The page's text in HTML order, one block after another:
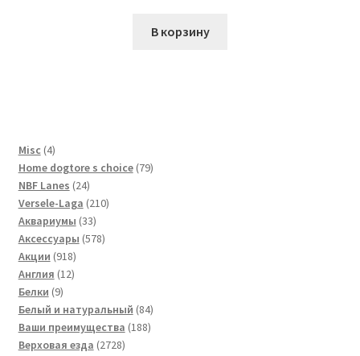
В корзину
Misc 44
товара
Home dogtore s choice 7979
NBF Lanes 2424
товара
Versele-Laga 210210
Аквариумы 3333
товара
Аксессуары 578578
Акции 918918
товаров
Англия 1212
Белки 99
товаров
Белый и натуральный 8484
товара
Ваши преимущества 188188
Верховая езда 27282728